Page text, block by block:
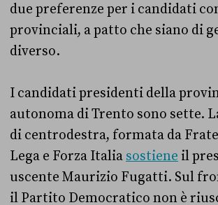
due preferenze per i candidati
provinciali, a patto che siano di
diverso.
I candidati presidenti della
autonoma di Trento sono sette.
di centrodestra, formata da
Lega e Forza Italia sostiene il
uscente Maurizio Fugatti. Sul
il Partito Democratico non è